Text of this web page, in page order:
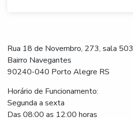
Rua 18 de Novembro, 273, sala 503
Bairro Navegantes
90240-040 Porto Alegre RS
Horário de Funcionamento:
Segunda a sexta
Das 08:00 as 12:00 horas